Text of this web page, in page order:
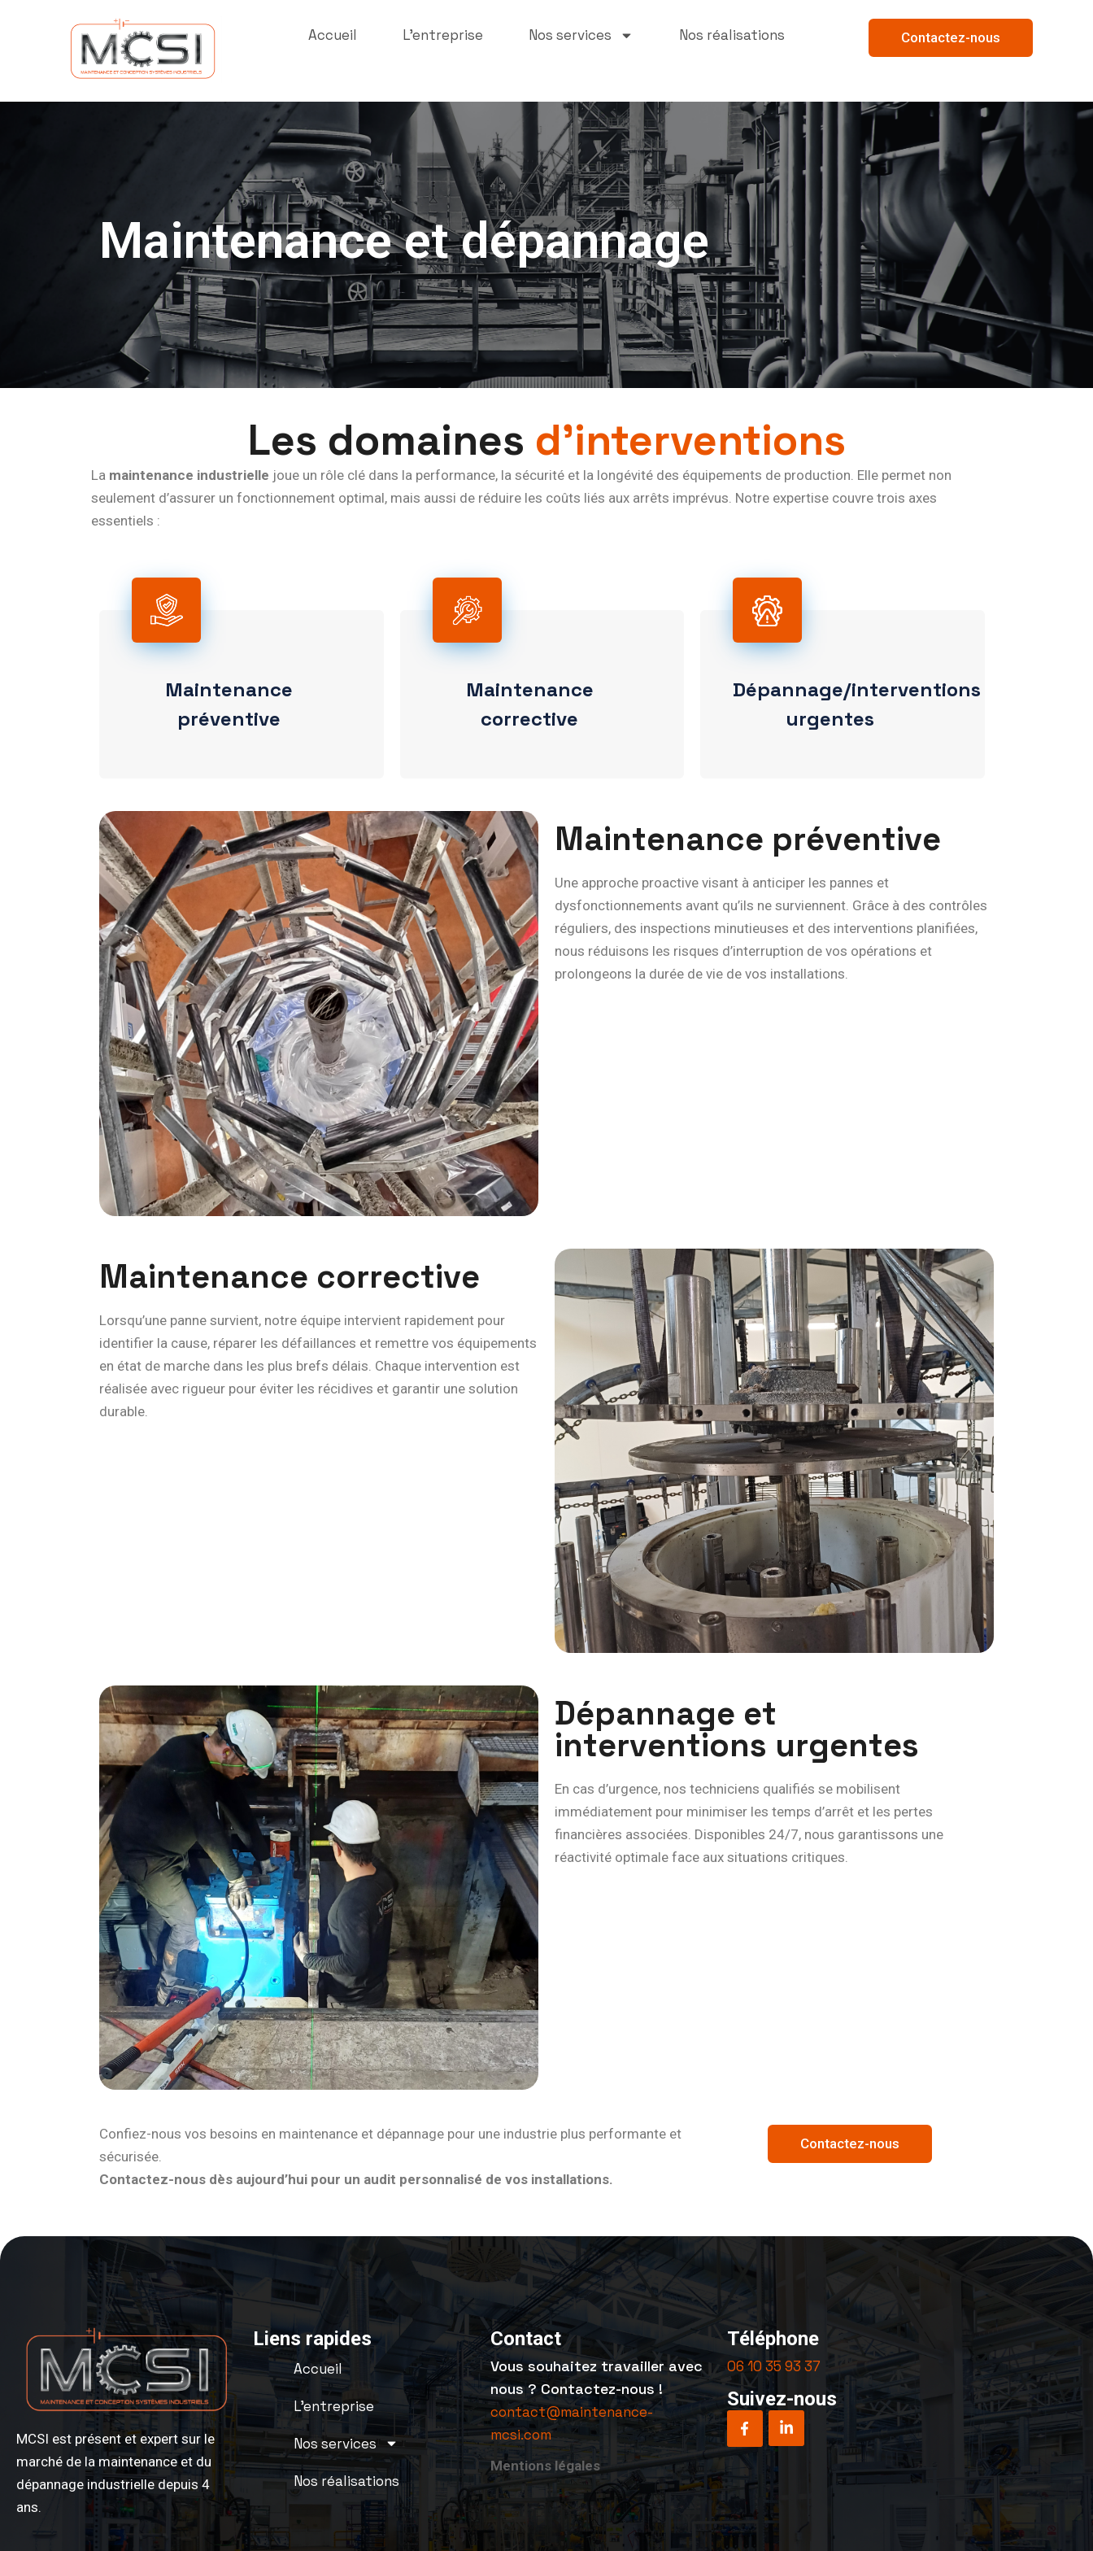
Accueil L’entreprise Nos services Nos réalisations Contactez-nous
Maintenance et dépannage
Les domaines d'interventions
La maintenance industrielle joue un rôle clé dans la performance, la sécurité et la longévité des équipements de production. Elle permet non
seulement d’assurer un fonctionnement optimal, mais aussi de réduire les coûts liés aux arrêts imprévus. Notre expertise couvre trois axes
essentiels :
Maintenance
préventive
Maintenance
corrective
Dépannage/interventions
urgentes
Maintenance préventive
Une approche proactive visant à anticiper les pannes et
dysfonctionnements avant qu’ils ne surviennent. Grâce à des contrôles
réguliers, des inspections minutieuses et des interventions planifiées,
nous réduisons les risques d’interruption de vos opérations et
prolongeons la durée de vie de vos installations.
Maintenance corrective
Lorsqu’une panne survient, notre équipe intervient rapidement pour
identifier la cause, réparer les défaillances et remettre vos équipements
en état de marche dans les plus brefs délais. Chaque intervention est
réalisée avec rigueur pour éviter les récidives et garantir une solution
durable.
Dépannage et
interventions urgentes
En cas d’urgence, nos techniciens qualifiés se mobilisent
immédiatement pour minimiser les temps d’arrêt et les pertes
financières associées. Disponibles 24/7, nous garantissons une
réactivité optimale face aux situations critiques.
Confiez-nous vos besoins en maintenance et dépannage pour une industrie plus performante et
sécurisée.
Contactez-nous dès aujourd’hui pour un audit personnalisé de vos installations.
Contactez-nous
MCSI est présent et expert sur le
marché de la maintenance et du
dépannage industrielle depuis 4
ans.
Liens rapides
Accueil
L’entreprise
Nos services
Nos réalisations
Contact
Vous souhaitez travailler avec
nous ? Contactez-nous !
contact@maintenance-
mcsi.com
Mentions légales
Téléphone​
06 10 35 93 37
Suivez-nous